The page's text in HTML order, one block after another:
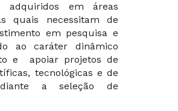
adquiridos em áreas
quais necessitam de
em pesquisa e
ao caráter dinâmico
e apoiar projetos de
tecnológicas e de
a seleção de